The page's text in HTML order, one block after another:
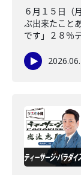
６月１５日（
ぶ出来たこと
です」２８％